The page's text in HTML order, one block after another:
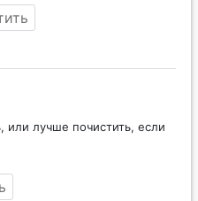
или лучше почистить, если